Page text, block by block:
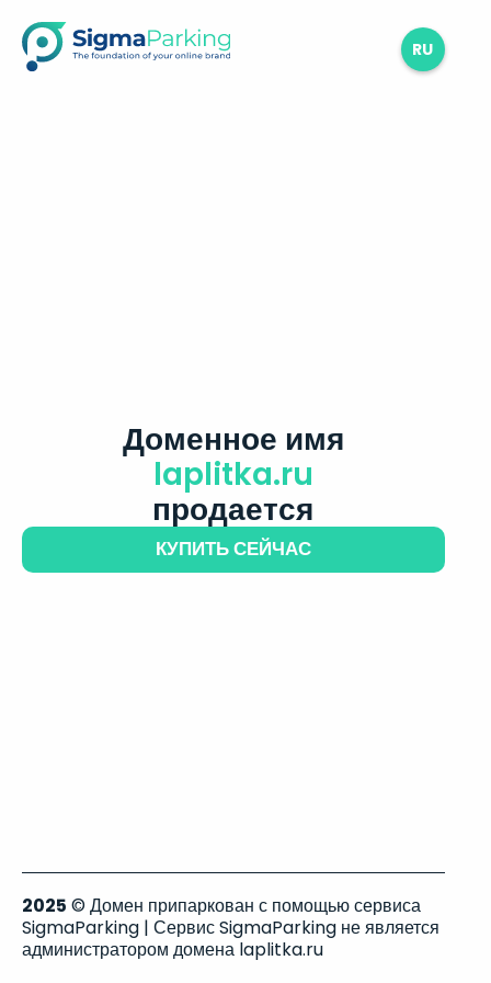
RU
Доменное имя
laplitka.ru
продается
КУПИТЬ СЕЙЧАС
2025 © Домен припаркован с помощью сервиса
SigmaParking | Сервис SigmaParking не является
администратором домена laplitka.ru